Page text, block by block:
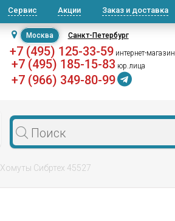
Сервис Акции Заказ и доставка
Москва Санкт-Петербург
+7 (495) 125-33-59интернет-магазин
+7 (495) 185-15-83 юр.лица
+7 (966) 349-80-99
Хомуты Сибртех 45527